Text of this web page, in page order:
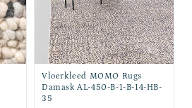
Vloerkleed MOMO Rugs
Damask AL-450-B-1-B-14-HB-
35